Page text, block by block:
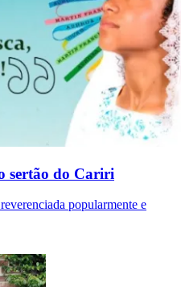
sertão do Cariri
popularmente e